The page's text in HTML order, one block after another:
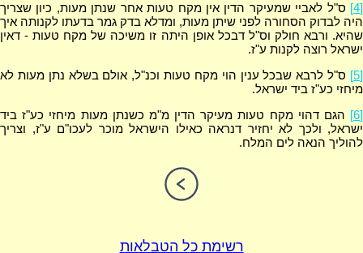
[4]
ס"ל לאביי שמעיקר הדין אין מקח טעות אחר שנתן מעות, כיון שצריך
היה לבדוק הסחורה לפני שיתן מעות, ומדלא בדק גמר בדעתו לקנותה איך
שהיא. ורבא חולק וס"ל דבכל אופן היתה זו משיכה של מקח טעות - דאין
ישראל רוצה לקנות ע"ז.
[5]
ס"ל לרבא שבכל ענין הוי מקח טעות וכנ"ל, אולם בשלא נתן מעות לא
מיחזי כע"ז ביד ישראל.
[6]
הגם דהוי מקח טעות מעיקר הדין מ"מ כשנתן מעות מיחזי כע"ז ביד
ישראל, ולכך לא יחזיר דנראה כאילו הישראל מוכר לעכו"ם ע"ז, וצריך
להוליך הנאה לים המלח.
רשימת כל הטבלאות